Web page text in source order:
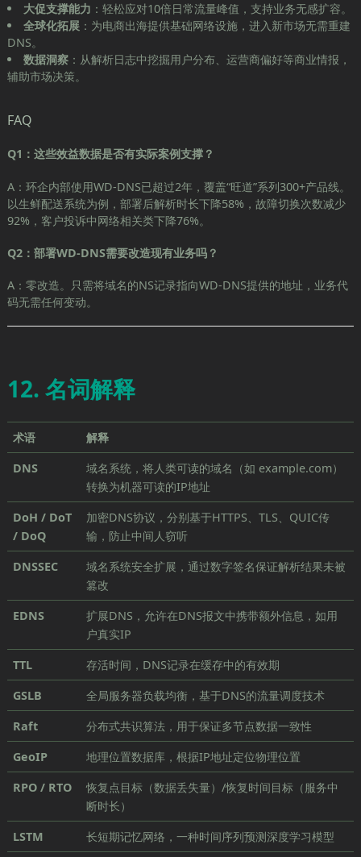
大促支撑能力 ：轻松应对10倍日常流量峰值，支持业务无感扩容。
全球化拓展 ：为电商出海提供基础网络设施，进入新市场无需重建
DNS。
数据洞察 ：从解析日志中挖掘用户分布、运营商偏好等商业情报，
辅助市场决策。
FAQ
Q1：这些效益数据是否有实际案例支撑？
A：环企内部使用WD-DNS已超过2年，覆盖“旺道”系列300+产品线。
以生鲜配送系统为例，部署后解析时长下降58%，故障切换次数减少
92%，客户投诉中网络相关类下降76%。
Q2：部署WD-DNS需要改造现有业务吗？
A：零改造。只需将域名的NS记录指向WD-DNS提供的地址，业务代
码无需任何变动。
12. 名词解释
术语
解释
DNS
域名系统，将人类可读的域名（如 example.com）
转换为机器可读的IP地址
DoH / DoT
/ DoQ
加密DNS协议，分别基于HTTPS、TLS、QUIC传
输，防止中间人窃听
DNSSEC
域名系统安全扩展，通过数字签名保证解析结果未被
篡改
EDNS
扩展DNS，允许在DNS报文中携带额外信息，如用
户真实IP
TTL
存活时间，DNS记录在缓存中的有效期
GSLB
全局服务器负载均衡，基于DNS的流量调度技术
Raft
分布式共识算法，用于保证多节点数据一致性
GeoIP
地理位置数据库，根据IP地址定位物理位置
RPO / RTO
恢复点目标（数据丢失量）/恢复时间目标（服务中
断时长）
LSTM
长短期记忆网络，一种时间序列预测深度学习模型